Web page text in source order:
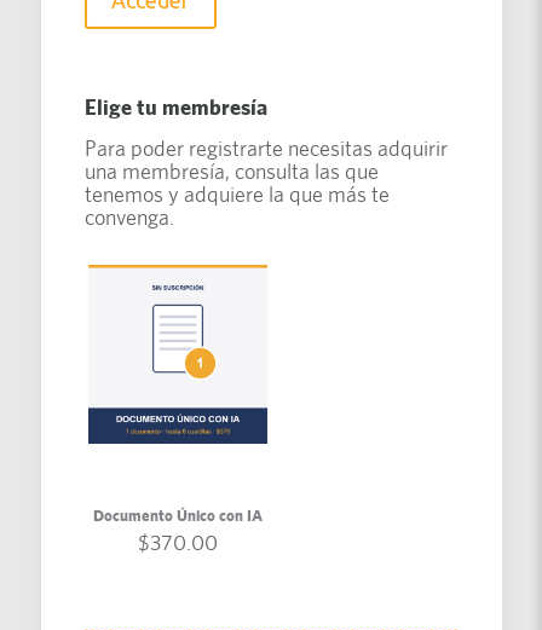
Elige tu membresía
Para poder registrarte necesitas adquirir
una membresía, consulta las que
tenemos y adquiere la que más te
convenga.
Documento Único con IA
$370.00